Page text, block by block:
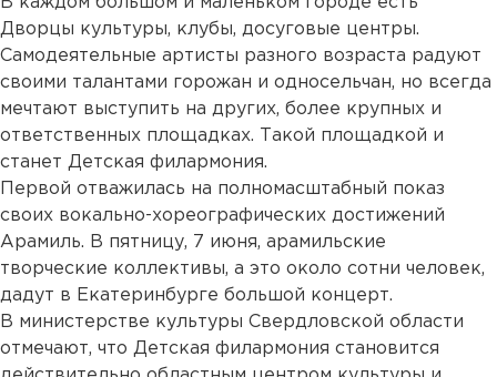
Дворцы культуры, клубы, досуговые центры.
Самодеятельные артисты разного возраста радуют
своими талантами горожан и односельчан, но всегда
мечтают выступить на других, более крупных и
ответственных площадках. Такой площадкой и
станет Детская филармония.
Первой отважилась на полномасштабный показ
своих вокально-хореографических достижений
Арамиль. В пятницу, 7 июня, арамильские
творческие коллективы, а это около сотни человек,
дадут в Екатеринбурге большой концерт.
В министерстве культуры Свердловской области
отмечают, что Детская филармония становится